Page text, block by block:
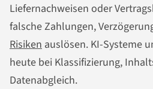
Liefernachweisen oder
falsche Zahlungen,
Risiken auslösen. KI-Systeme
heute bei Klassifizierung,
Datenabgleich.